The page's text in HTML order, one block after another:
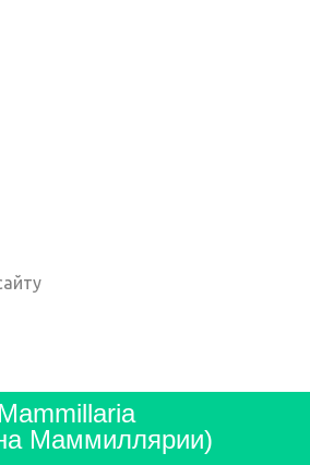
Mammillaria
Маммиллярии)